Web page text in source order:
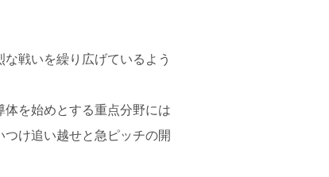
戦いを繰り広げているよう
を始めとする重点分野には
け追い越せと急ピッチの開